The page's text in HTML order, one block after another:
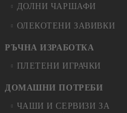
ДОЛНИ ЧАРШАФИ
ОЛЕКОТЕНИ ЗАВИВКИ
РЪЧНА ИЗРАБОТКА
ПЛЕТЕНИ ИГРАЧКИ
ДОМАШНИ ПОТРЕБИ
ЧАШИ И СЕРВИЗИ ЗА